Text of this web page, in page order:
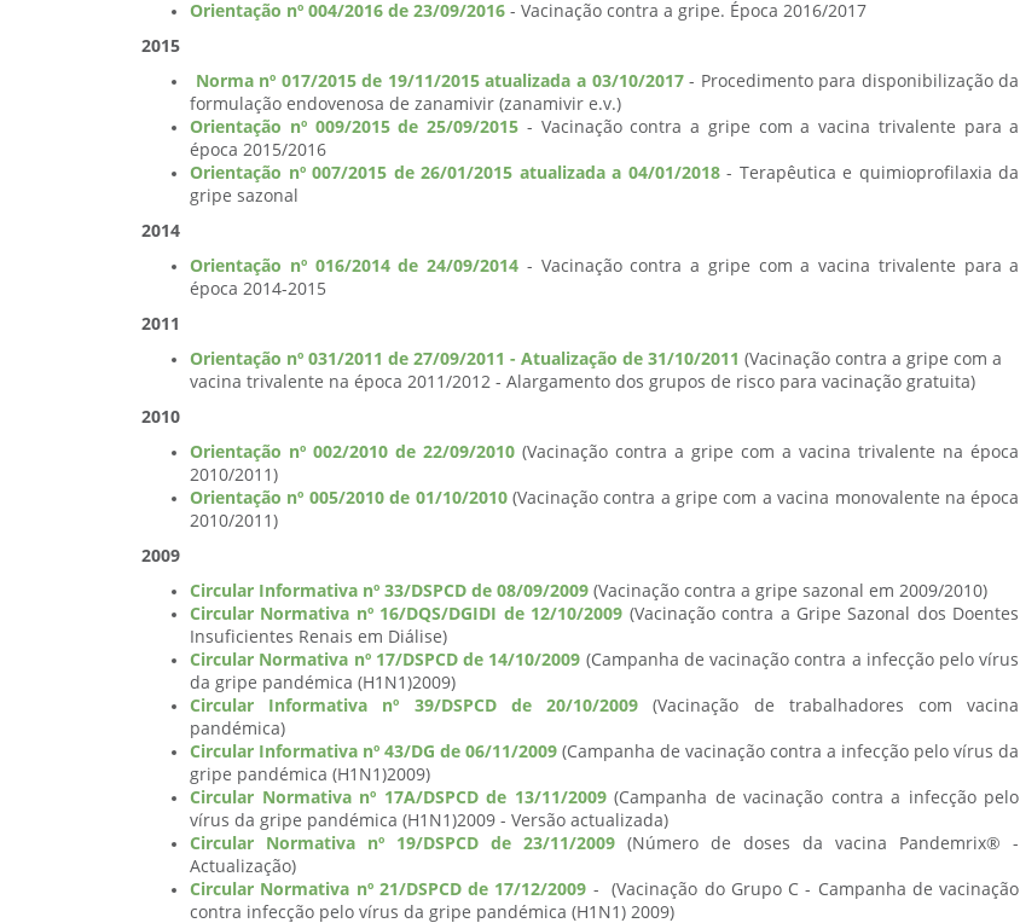
Orientação nº 004/2016 de 23/09/2016 - Vacinação contra a gripe. Época 2016/2017
2015
Norma nº 017/2015 de 19/11/2015 atualizada a 03/10/2017- Procedimento para disponibilização da
formulação endovenosa de zanamivir (zanamivir e.v.)
Orientação nº 009/2015 de 25/09/2015 - Vacinação contra a gripe com a vacina trivalente para a
época 2015/2016
Orientação nº 007/2015 de 26/01/2015 atualizada a 04/01/2018- Terapêutica e quimioprofilaxia da
gripe sazonal
2014
Orientação nº 016/2014 de 24/09/2014 - Vacinação contra a gripe com a vacina trivalente para a
época 2014-2015
2011
Orientação nº 031/2011 de 27/09/2011 - Atualização de 31/10/2011 (Vacinação contra a gripe com a
vacina trivalente na época 2011/2012 - Alargamento dos grupos de risco para vacinação gratuita)
2010
Orientação nº 002/2010 de 22/09/2010 (Vacinação contra a gripe com a vacina trivalente na época
2010/2011)
Orientação nº 005/2010 de 01/10/2010(Vacinação contra a gripe com a vacina monovalente na época
2010/2011)
2009
Circular Informativa nº 33/DSPCD de 08/09/2009 (Vacinação contra a gripe sazonal em 2009/2010)
Circular Normativa nº 16/DQS/DGIDI de 12/10/2009 (Vacinação contra a Gripe Sazonal dos Doentes
Insuficientes Renais em Diálise)
Circular Normativa nº 17/DSPCD de 14/10/2009 (Campanha de vacinação contra a infecção pelo vírus
da gripe pandémica (H1N1)2009)
Circular Informativa nº 39/DSPCD de 20/10/2009 (Vacinação de trabalhadores com vacina
pandémica)
Circular Informativa nº 43/DG de 06/11/2009 (Campanha de vacinação contra a infecção pelo vírus da
gripe pandémica (H1N1)2009)
Circular Normativa nº 17A/DSPCD de 13/11/2009(Campanha de vacinação contra a infecção pelo
vírus da gripe pandémica (H1N1)2009 - Versão actualizada)
Circular Normativa nº 19/DSPCD de 23/11/2009 (Número de doses da vacina Pandemrix® -
Actualização)
Circular Normativa nº 21/DSPCD de 17/12/2009 - (Vacinação do Grupo C - Campanha de vacinação
contra infecção pelo vírus da gripe pandémica (H1N1) 2009)